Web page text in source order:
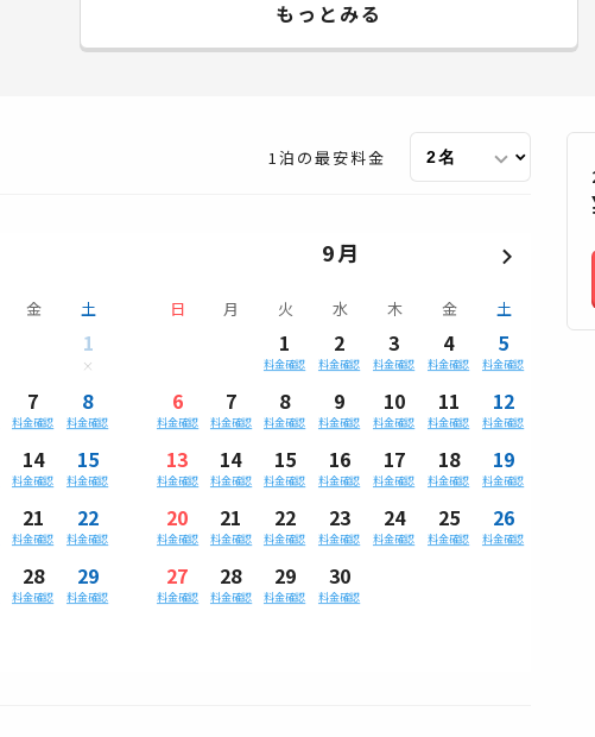
もっとみる
1泊の最安料金
金 土
1
7
料金確認
8
料金確認
14
料金確認
15
料金確認
21
料金確認
22
料金確認
28
料金確認
29
料金確認
9月
日 月 火 水 木 金 土
1
料金確認
2
料金確認
3
料金確認
4
料金確認
5
料金確認
6
料金確認
7
料金確認
8
料金確認
9
料金確認
10
料金確認
11
料金確認
12
料金確認
13
料金確認
14
料金確認
15
料金確認
16
料金確認
17
料金確認
18
料金確認
19
料金確認
20
料金確認
21
料金確認
22
料金確認
23
料金確認
24
料金確認
25
料金確認
26
料金確認
27
料金確認
28
料金確認
29
料金確認
30
料金確認